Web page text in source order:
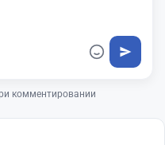
комментировании